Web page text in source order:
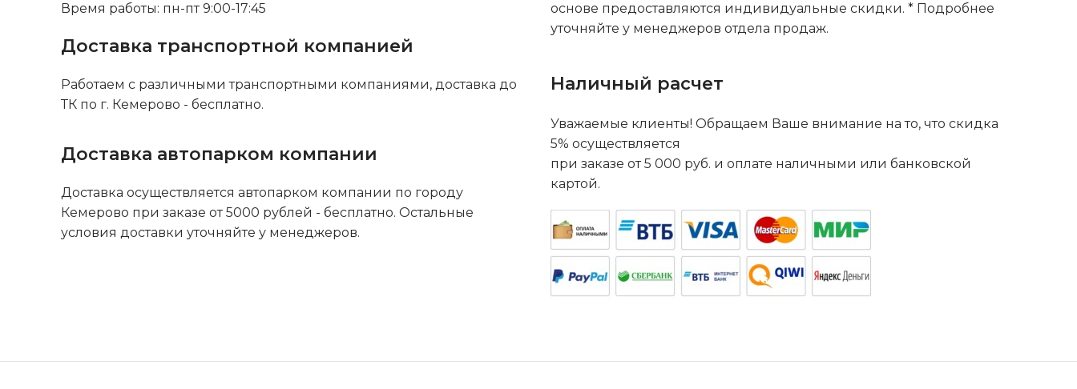
Время работы: пн-пт 9:00-17:45
Доставка транспортной компанией
Работаем с различными транспортными компаниями, доставка до
ТК по г. Кемерово - бесплатно.
Доставка автопарком компании
Доставка осуществляется автопарком компании по городу
Кемерово при заказе от 5000 рублей - бесплатно. Остальные
условия доставки уточняйте у менеджеров.
основе предоставляются индивидуальные скидки. * Подробнее
уточняйте у менеджеров отдела продаж.
Наличный расчет
Уважаемые клиенты! Обращаем Ваше внимание на то, что скидка
5% осуществляется
при заказе от 5 000 руб. и оплате наличными или банковской
картой.